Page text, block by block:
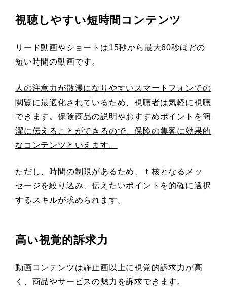
視聴しやすい短時間コンテンツ
リード動画やショートは15秒から最大60秒ほどの
短い時間の動画です。
人の注意力が散漫になりやすいスマートフォンでの
閲覧に最適化されているため、視聴者は気軽に視聴
できます。保険商品の説明やおすすめポイントを簡
潔に伝えることができるので、保険の集客に効果的
なコンテンツといえます。
ただし、時間の制限があるため、ｔ核となるメッ
セージを絞り込み、伝えたいポイントを的確に選択
するスキルが求められます。
高い視覚的訴求力
動画コンテンツは静止画以上に視覚的訴求力が高
く、商品やサービスの魅力を訴求できます。